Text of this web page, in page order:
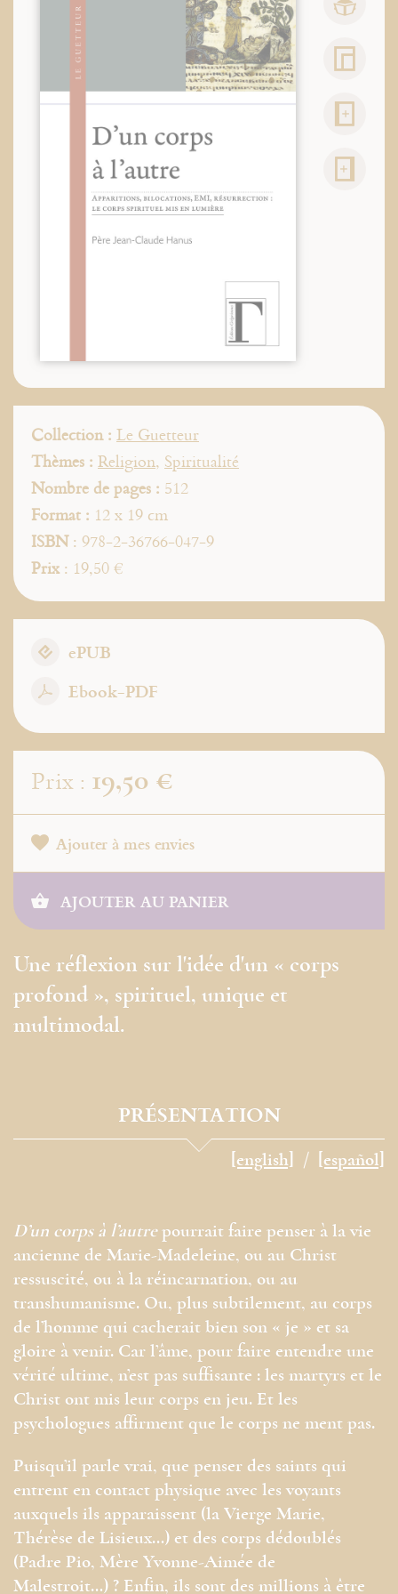
Collection : Le Guetteur
Thèmes : Religion, Spiritualité
Nombre de pages : 512
Format : 12 x 19 cm
ISBN: 978-2-36766-047-9
Prix: 19,50 €
ePUB
Ebook-PDF
Prix : 19,50 €
Ajouter à mes envies
AJOUTER AU PANIER
Une réflexion sur l'idée d'un « corps
profond », spirituel, unique et
multimodal.
PRÉSENTATION
[english] [español]
D’un corps à l’autrepourrait faire penser à la vie
ancienne de Marie-Madeleine, ou au Christ
ressuscité, ou à la réincarnation, ou au
transhumanisme. Ou, plus subtilement, au corps
de l’homme qui cacherait bien son « je » et sa
gloire à venir. Car l’âme, pour faire entendre une
vérité ultime, n’est pas suffisante : les martyrs et le
Christ ont mis leur corps en jeu. Et les
psychologues affirment que le corps ne ment pas.
Puisqu’il parle vrai, que penser des saints qui
entrent en contact physique avec les voyants
auxquels ils apparaissent (la Vierge Marie,
Thérèse de Lisieux…) et des corps dédoublés
(Padre Pio, Mère Yvonne-Aimée de
Malestroit…) ? Enfin, ils sont des millions à être